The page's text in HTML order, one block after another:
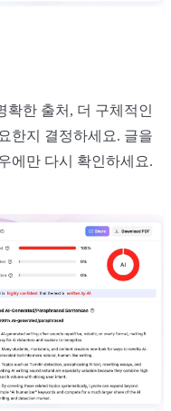
확한 출처, 더 구체적인
한지 결정하세요. 글을
에만 다시 확인하세요.